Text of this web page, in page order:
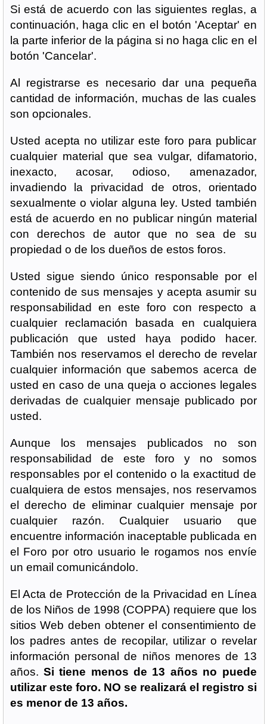
Si está de acuerdo con las siguientes reglas, a
continuación, haga clic en el botón 'Aceptar' en
la parte inferior de la página si no haga clic en el
botón 'Cancelar'.
Al registrarse es necesario dar una pequeña
cantidad de información, muchas de las cuales
son opcionales.
Usted acepta no utilizar este foro para publicar
cualquier material que sea vulgar, difamatorio,
inexacto, acosar, odioso, amenazador,
invadiendo la privacidad de otros, orientado
sexualmente o violar alguna ley. Usted también
está de acuerdo en no publicar ningún material
con derechos de autor que no sea de su
propiedad o de los dueños de estos foros.
Usted sigue siendo único responsable por el
contenido de sus mensajes y acepta asumir su
responsabilidad en este foro con respecto a
cualquier reclamación basada en cualquiera
publicación que usted haya podido hacer.
También nos reservamos el derecho de revelar
cualquier información que sabemos acerca de
usted en caso de una queja o acciones legales
derivadas de cualquier mensaje publicado por
usted.
Aunque los mensajes publicados no son
responsabilidad de este foro y no somos
responsables por el contenido o la exactitud de
cualquiera de estos mensajes, nos reservamos
el derecho de eliminar cualquier mensaje por
cualquier razón. Cualquier usuario que
encuentre información inaceptable publicada en
el Foro por otro usuario le rogamos nos envíe
un email comunicándolo.
El Acta de Protección de la Privacidad en Línea
de los Niños de 1998 (COPPA) requiere que los
sitios Web deben obtener el consentimiento de
los padres antes de recopilar, utilizar o revelar
información personal de niños menores de 13
años. Si tiene menos de 13 años no puede
utilizar este foro. NO se realizará el registro si
es menor de 13 años.